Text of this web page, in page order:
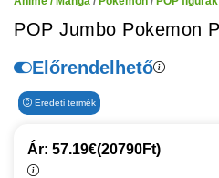
POP Jumbo Pokemon
Előrendelhető
Eredeti termék
Ár: 57.19€(20790Ft)